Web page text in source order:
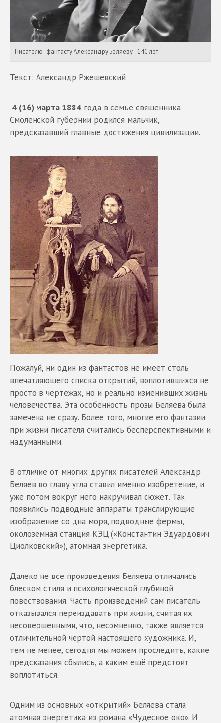
Писателю=фантасту Александру Беляеву - 140 лет
Текст: Александр Ржешевский
4 (16) марта 1884 года в семье священника
Смоленской губернии родился мальчик,
предсказавший главные достижения цивилизации.
Пожалуй, ни один из фантастов не имеет столь
впечатляющего списка открытий, воплотившихся не
просто в чертежах, но и реально изменивших жизнь
человечества. Эта особенность прозы Беляева была
замечена не сразу. Более того, многие его фантазии
при жизни писателя считались бесперспективными и
надуманными.
В отличие от многих других писателей Александр
Беляев во главу угла ставил именно изобретение, и
уже потом вокруг него накручивал сюжет. Так
появились подводные аппараты транслирующие
изображение со дна моря, подводные фермы,
околоземная станция КЭЦ («Константин Эдуардович
Циолковский»), атомная энергетика.
Далеко не все произведения Беляева отличались
блеском стиля и психологической глубиной
повествования. Часть произведений сам писатель
отказывался переиздавать при жизни, считая их
несовершенными, что, несомненно, также является
отличительной чертой настоящего художника. И,
тем не менее, сегодня мы можем проследить, какие
предсказания сбылись, а каким ещё предстоит
воплотиться.
Одним из основных «открытий» Беляева стала
атомная энергетика из романа «Чудесное око». И